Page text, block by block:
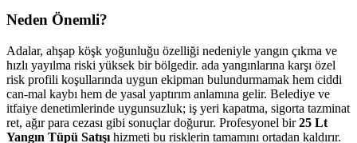
Neden Önemli?
Adalar, ahşap köşk yoğunluğu özelliği nedeniyle yangın çıkma ve
hızlı yayılma riski yüksek bir bölgedir. ada yangınlarına karşı özel
risk profili koşullarında uygun ekipman bulundurmamak hem ciddi
can-mal kaybı hem de yasal yaptırım anlamına gelir. Belediye ve
itfaiye denetimlerinde uygunsuzluk; iş yeri kapatma, sigorta tazminat
ret, ağır para cezası gibi sonuçlar doğurur. Profesyonel bir25 Lt
Yangın Tüpü Satışı hizmeti bu risklerin tamamını ortadan kaldırır.